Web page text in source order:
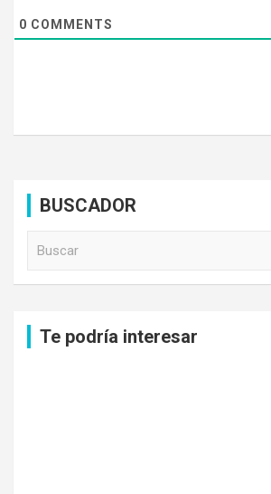
0 COMMENTS
BUSCADOR
Te podría interesar